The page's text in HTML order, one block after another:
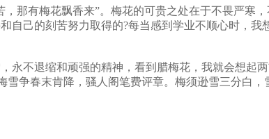
有梅花飘香来”。梅花的可贵之处在于不畏严寒
自己的刻苦努力取得的?每当感到学业不顺心时，
不退缩和顽强的精神，看到腊梅花，我就会想起
争春末肯降，骚人阁笔费评章。梅须逊雪三分白